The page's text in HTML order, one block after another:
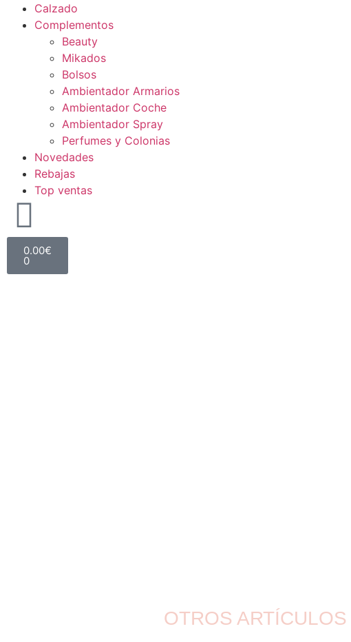
Calzado
Complementos
Beauty
Mikados
Bolsos
Ambientador Armarios
Ambientador Coche
Ambientador Spray
Perfumes y Colonias
Novedades
Rebajas
Top ventas
0.00€
0
OTROS